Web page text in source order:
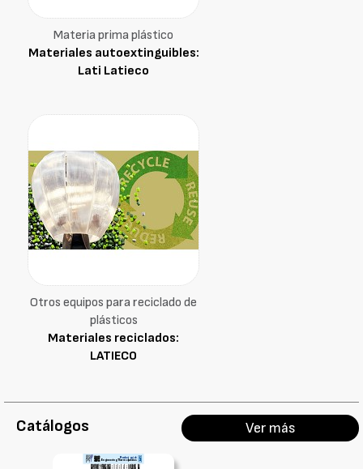
Materia prima plástico
Materiales autoextinguibles:
Lati Latieco
Otros equipos para reciclado de
plásticos
Materiales reciclados:
LATIECO
Catálogos Ver más